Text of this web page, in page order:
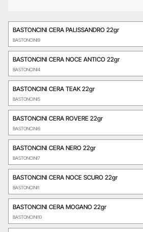
BASTONCINI CERA PALISSANDRO 22gr
BASTONCINI9
BASTONCINI CERA NOCE ANTICO 22gr
BASTONCINI4
BASTONCINI CERA TEAK 22gr
BASTONCINI5
BASTONCINI CERA ROVERE 22gr
BASTONCINI6
BASTONCINI CERA NERO 22gr
BASTONCINI7
BASTONCINI CERA NOCE SCURO 22gr
BASTONCINI1
BASTONCINI CERA MOGANO 22gr
BASTONCINI10